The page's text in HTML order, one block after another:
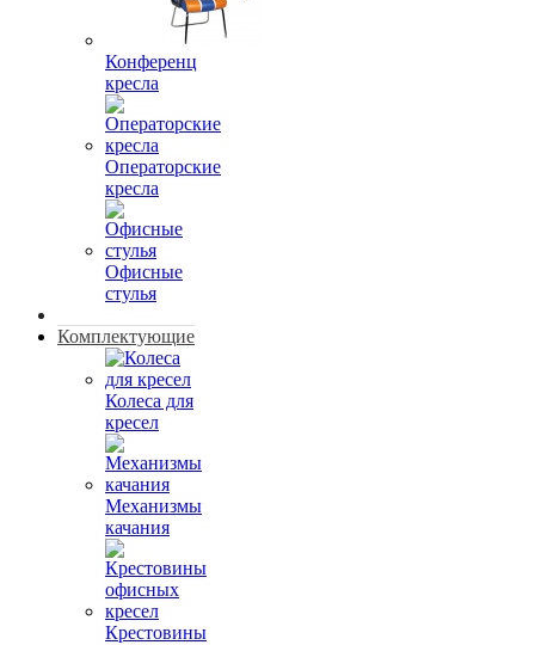
Конференц
кресла
Операторские
кресла
Офисные
стулья
Комплектующие
Колеса для
кресел
Механизмы
качания
Крестовины